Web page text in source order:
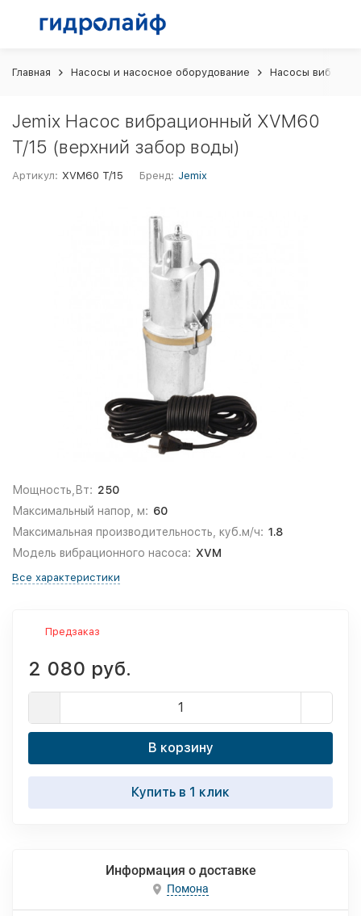
Главная Насосы и насосное оборудование Насосы
Jemix Насос вибрационный XVM60
T/15 (верхний забор воды)
Артикул: XVM60 T/15 Бренд: Jemix
Мощность,Вт: 250
Максимальный напор, м: 60
Максимальная производительность, куб.м/ч: 1.8
Модель вибрационного насоса: XVM
Все характеристики
Предзаказ
2 080 руб.
В корзину
Купить в 1 клик
Информация о доставке
Помона